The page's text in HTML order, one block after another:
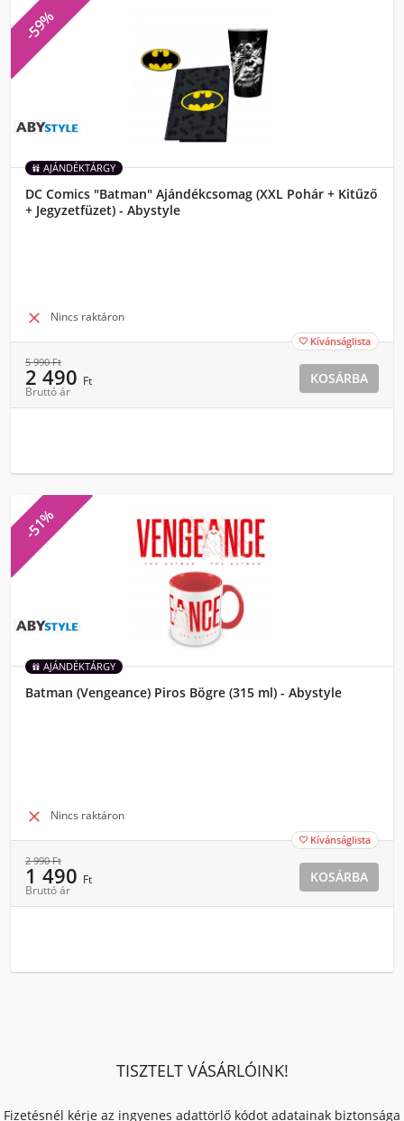
-59%
AJÁNDÉKTÁRGY
DC Comics "Batman" Ajándékcsomag (XXL Pohár + Kitűző
+ Jegyzetfüzet) - Abystyle
 Nincs raktáron
 Kívánságlista
5 990Ft
2 490 Ft
Bruttó ár
KOSÁRBA
-51%
AJÁNDÉKTÁRGY
Batman (Vengeance) Piros Bögre (315 ml) - Abystyle
 Nincs raktáron
 Kívánságlista
2 990Ft
1 490 Ft
Bruttó ár
KOSÁRBA
TISZTELT VÁSÁRLÓINK!
Fizetésnél kérje az ingyenes adattörlő kódot adatainak biztonsága